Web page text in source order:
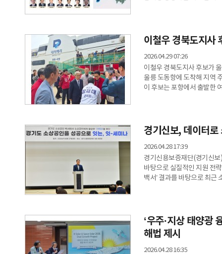
의원연구회에 따르면 이번
여론조사다. 그
이철우 경북도지사
2026.04.29 07:26
이철우 경북도지사 후보가
울릉 도동항에 도착해 지역
이 후보는 포항에서 출발한
필요하다”고 밝혔다.이어 “
경기신보, 데이터
2026.04.28 17:39
경기신용보증재단(경기신
바탕으로 실질적인 지원 전
백서’ 결과를 바탕으로 최근
감소한 것으로 나타났다. 반
‘우주·지상 태양광
해법 제시
2026.04.28 16:35